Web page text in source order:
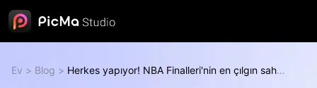
Ev > Blog > Herkes yapıyor! NBA Finalleri'nin en çılgın saha